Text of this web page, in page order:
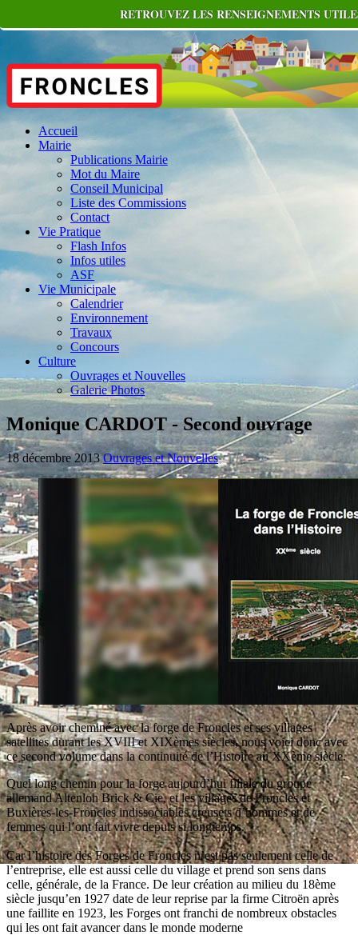
Accueil
Mairie
Publications Mairie
Mot du Maire
Conseil Municipal
Liste des Commissions
Contact
Vie Pratique
Flash Infos
Infos utiles
ASF
Vie Municipale
Calendrier
Environnement
Travaux
Concours
Culture
Ouvrages et Nouvelles
Galerie Photos
Monique CARDOT - Second ouvrage
18 décembre 2013Ouvrages et Nouvelles
Après avoir cheminé avec la forge de Froncles et ses villages
satellites durant les XVIII et XIXèmes siècles, nous voici donc avec
ce second volume dans la continuité de l’Histoire au XXème siècle.
Quel long chemin pour la forge aujourd’hui filiale du groupe
allemand Altenloh Brick & Cie, et les villages de Froncles et
Buxières-les-Froncles indissociables creusets d’hommes et de
femmes qui l’ont fait vivre depuis si longtemps.
Car l’histoire des Forges de Froncles n’est pas seulement celle de
l’entreprise, elle est aussi celle du village et prend son sens dans
celle, générale, de la France. De leur création au milieu du 18ème
siècle jusqu’en 1927 date de leur reprise par la firme Citroën après
une faillite en 1923, les Forges ont franchi de nombreux obstacles
qui les ont fait avancer dans le monde moderne
RETROUVEZ LES RENSEIGNEMENTS